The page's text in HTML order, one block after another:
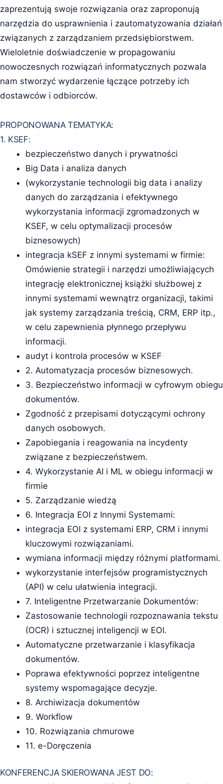
zaprezentują swoje rozwiązania oraz zaproponują
narzędzia do usprawnienia i zautomatyzowania działań
związanych z zarządzaniem przedsiębiorstwem.
Wieloletnie doświadczenie w propagowaniu
nowoczesnych rozwiązań informatycznych pozwala
nam stworzyć wydarzenie łączące potrzeby ich
dostawców i odbiorców.
PROPONOWANA TEMATYKA:
1. KSEF:
bezpieczeństwo danych i prywatności
Big Data i analiza danych
(wykorzystanie technologii big data i analizy
danych do zarządzania i efektywnego
wykorzystania informacji zgromadzonych w
KSEF, w celu optymalizacji procesów
biznesowych)
integracja kSEF z innymi systemami w firmie:
Omówienie strategii i narzędzi umożliwiających
integrację elektronicznej książki służbowej z
innymi systemami wewnątrz organizacji, takimi
jak systemy zarządzania treścią, CRM, ERP itp.,
w celu zapewnienia płynnego przepływu
informacji.
audyt i kontrola procesów w KSEF
2. Automatyzacja procesów biznesowych.
3. Bezpieczeństwo informacji w cyfrowym obiegu
dokumentów.
Zgodność z przepisami dotyczącymi ochrony
danych osobowych.
Zapobiegania i reagowania na incydenty
związane z bezpieczeństwem.
4. Wykorzystanie AI i ML w obiegu informacji w
firmie
5. Zarządzanie wiedzą
6. Integracja EOI z Innymi Systemami:
integracja EOI z systemami ERP, CRM i innymi
kluczowymi rozwiązaniami.
wymiana informacji między różnymi platformami.
wykorzystanie interfejsów programistycznych
(API) w celu ułatwienia integracji.
7. Inteligentne Przetwarzanie Dokumentów:
Zastosowanie technologii rozpoznawania tekstu
(OCR) i sztucznej inteligencji w EOI.
Automatyczne przetwarzanie i klasyfikacja
dokumentów.
Poprawa efektywności poprzez inteligentne
systemy wspomagające decyzje.
8. Archiwizacja dokumentów
9. Workflow
10. Rozwiązania chmurowe
11. e-Doręczenia
KONFERENCJA SKIEROWANA JEST DO: